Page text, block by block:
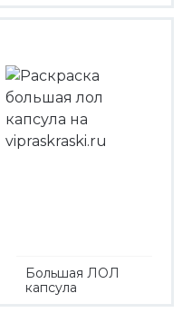
Большая ЛОЛ
капсула